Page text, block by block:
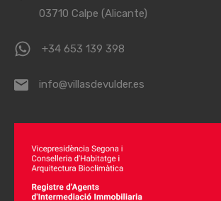
03710 Calpe (Alicante)
+34 653 139 398
info@villasdevulder.es